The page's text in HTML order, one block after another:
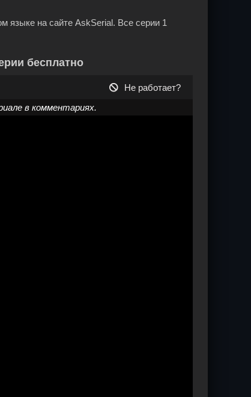
языке на сайте AskSerial. Все серии 1
бесплатно
Не работает?
в комментариях.